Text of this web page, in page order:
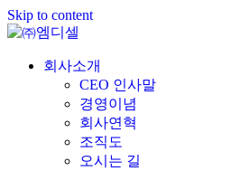
Skip to content
회사소개
CEO 인사말
경영이념
회사연혁
조직도
오시는 길